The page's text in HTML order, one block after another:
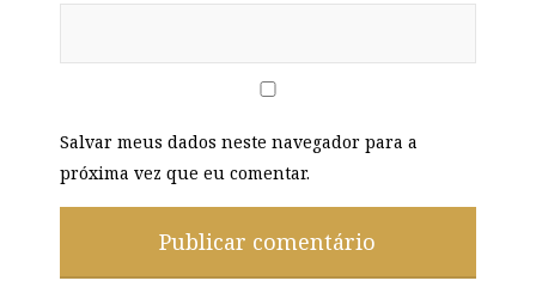
Salvar meus dados neste navegador para a
próxima vez que eu comentar.